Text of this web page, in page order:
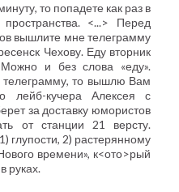
то попадете как раз в
<...> Перед
вышлите мне телеграмму
Чехову. Еду вторник
и без слова «еду».
телеграмму, то вышлю Вам
лейб-кучера Алексея с
за доставку юмористов
от станции 21 версту.
глупости, 2) растерянному
времени», к<ото>рый
руках.